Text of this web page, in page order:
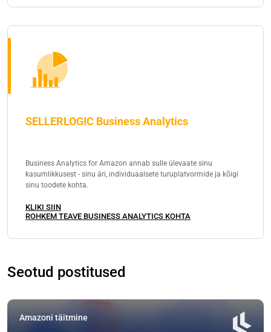
SELLERLOGIC Business Analytics
Business Analytics for Amazon annab sulle ülevaate sinu
kasumlikkusest - sinu äri, individuaalsete turuplatvormide ja kõigi
sinu toodete kohta.
KLIKI SIIN
ROHKEM TEAVE BUSINESS ANALYTICS KOHTA
Seotud postitused
Amazoni täitmine